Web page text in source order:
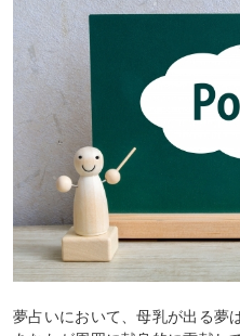
夢占いにおいて、母乳が出る夢